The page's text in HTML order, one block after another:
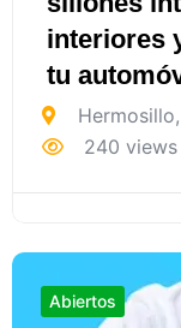
interiores
tu
Hermosillo,
240 views
Abiertos